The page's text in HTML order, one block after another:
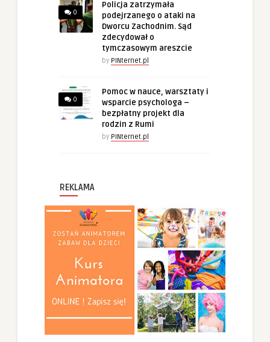
0
Policja zatrzymała
podejrzanego o ataki na
Dworcu Zachodnim. Sąd
zdecydował o
tymczasowym areszcie
by PINternet.pl
0
Pomoc w nauce, warsztaty i
wsparcie psychologa –
bezpłatny projekt dla
rodzin z Rumi
by PINternet.pl
REKLAMA